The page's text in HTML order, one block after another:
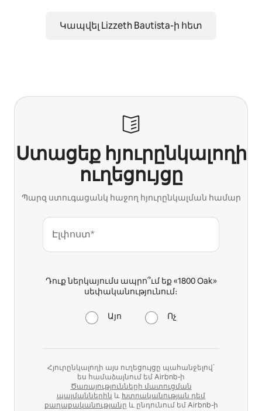
Կապվել Lizzeth Bautista-ի հետ
Ստացեք հյուրընկալողի
ուղեցույցը
Պարզ ստուգացանկ հաջող հյուրընկալման համար
Էլփոստ*
Դուք ներկայումս ապրո՞ւմ եք «1800 Oak»
սեփականությունում։
Այո Ոչ
Հյուրընկալողի այս ուղեցույցը պահանջելով՝
ես համաձայնում եմ Airbnb-ի
Ծառայությունների մատուցման
պայմաններին և Խտրականության դեմ
քաղաքականությանը և ընդունում եմ Airbnb-ի